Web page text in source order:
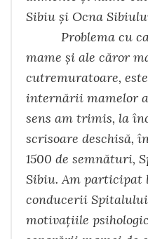
Sibiu și Ocna
Problema cu
mame și ale căror
cutremuratoare,
internării mamelor
sens am trimis, la
scrisoare deschisă,
1500 de semnături,
Sibiu. Am
conducerii
motivațiile